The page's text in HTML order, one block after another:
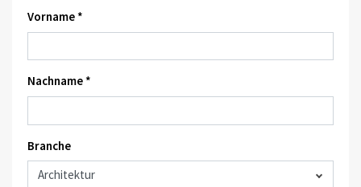
Vorname *
Nachname *
Branche